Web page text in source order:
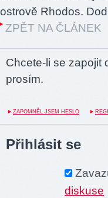
ostrově Rhodos.
ZPĚT NA ČLÁNEK
Chcete-li se zapojit
prosím.
ZAPOMNĚL JSEM HESLO
Přihlásit se
diskuse